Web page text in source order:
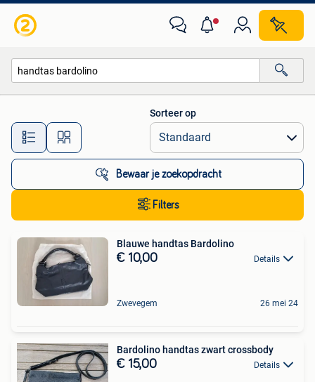
Alle afstanden…
Sorteer op
Bewaar je zoekopdracht
Filters
Blauwe handtas Bardolino
€ 10,00 Details
Zwevegem 26 mei 24
Bardolino handtas zwart crossbody
€ 15,00 Details